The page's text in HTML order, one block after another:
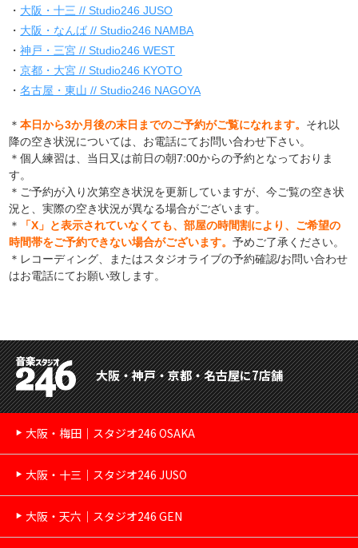
・ 大阪・十三 // Studio246 JUSO
・ 大阪・なんば // Studio246 NAMBA
・神戸・三宮 // Studio246 WEST
・京都・大宮 // Studio246 KYOTO
・名古屋・東山 // Studio246 NAGOYA
＊本日から3か月後の末日までのご予約がご覧になれます。 それ以
降の空き状況については、お電話にてお問い合わせ下さい。
＊個人練習は、当日又は前日の朝7:00からの予約となっておりま
す。
＊ご予約が入り次第空き状況を更新していますが、今ご覧の空き状
況と、実際の空き状況が異なる場合がございます。
＊
「X」と表示されていなくても、部屋の時間割により、ご希望の
時間帯をご予約できない場合がございます。予めご了承ください。
＊レコーディング、またはスタジオライブの予約確認/お問い合わせ
はお電話にてお願い致します。
大阪・神戸・京都・名古屋に7店舗
大阪・梅田｜スタジオ246 OSAKA
大阪・十三｜スタジオ246 JUSO
大阪・天六｜スタジオ246 GEN